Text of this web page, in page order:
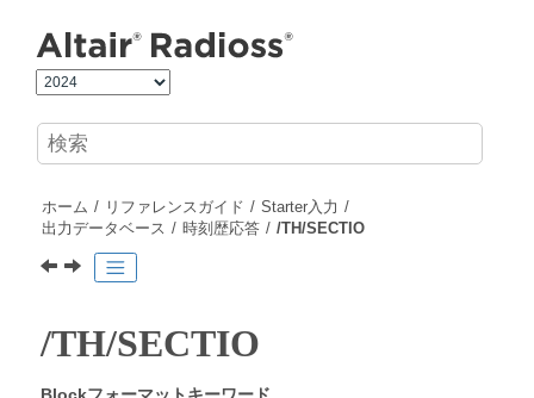
ホーム リファレンスガイド
Starter入力
出力データベース
時刻歴応答 /TH/SECTIO
/TH/SECTIO